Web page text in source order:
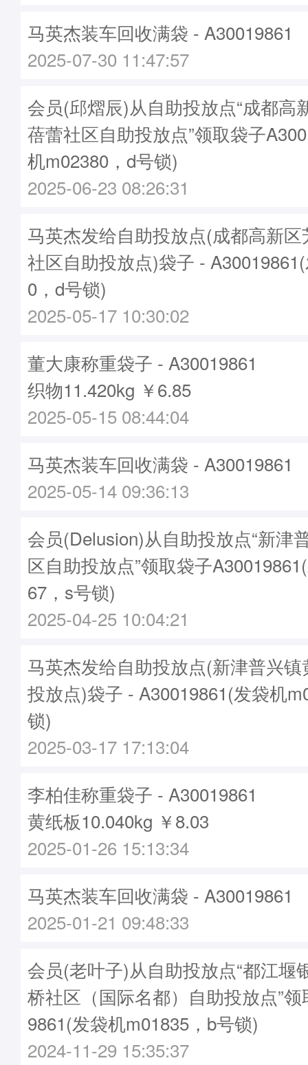
马英杰装车回收满袋 - A30019861
2025-07-30 11:47:57
会员(邱熠辰)从自助投放点“成都高
蓓蕾社区自助投放点”领取袋子
机m02380，d号锁)
2025-06-23 08:26:31
马英杰发给自助投放点(成都高新
社区自助投放点)袋子 -
0，d号锁)
2025-05-17 10:30:02
董大康称重袋子 - A30019861
织物11.420kg ￥6.85
2025-05-15 08:44:04
马英杰装车回收满袋 - A30019861
2025-05-14 09:36:13
会员(Delusion)从自助投放点“新津
区自助投放点”领取袋子
67，s号锁)
2025-04-25 10:04:21
马英杰发给自助投放点(新津普兴
投放点)袋子 - A30019861(发袋机
锁)
2025-03-17 17:13:04
李柏佳称重袋子 - A30019861
黄纸板10.040kg ￥8.03
2025-01-26 15:13:34
马英杰装车回收满袋 - A30019861
2025-01-21 09:48:33
会员(老叶子)从自助投放点“都江堰
桥社区（国际名都）自助投放点”
9861(发袋机m01835，b号锁)
2024-11-29 15:35:37